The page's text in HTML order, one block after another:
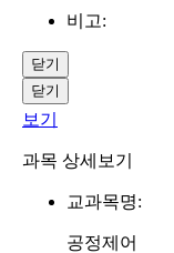
비고:
닫기
닫기
보기
과목 상세보기
교과목명:
공정제어